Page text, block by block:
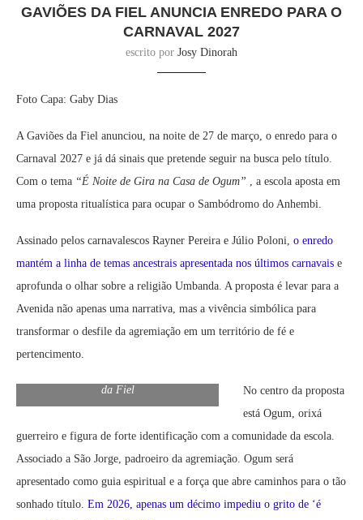
GAVIÕES DA FIEL ANUNCIA ENREDO PARA O
CARNAVAL 2027
escrito por Josy Dinorah
Foto Capa: Gaby Dias
A Gaviões da Fiel anunciou, na noite de 27 de março, o enredo para o
Carnaval 2027 e já dá sinais que pretende seguir na busca pelo título.
Com o tema “É Noite de Gira na Casa de Ogum” , a escola aposta em
uma proposta ritualística para ocupar o Sambódromo do Anhembi.
Assinado pelos carnavalescos Rayner Pereira e Júlio Poloni, o enredo
mantém a linha de temas ancestrais apresentada nos últimos carnavais e
aprofunda o olhar sobre a religião Umbanda. A proposta é levar para a
Avenida não apenas uma narrativa, mas a vivência simbólica para
transformar o desfile da agremiação em um território de fé e
pertencimento.
da Fiel
No centro da proposta
está Ogum, orixá
guerreiro e figura de forte identificação com a comunidade da escola.
Associado a São Jorge, padroeiro da agremiação. Ogum será
apresentado como guia espiritual e a força que abre caminhos para o tão
sonhado título. Em 2026, apenas um décimo impediu o grito de ‘é